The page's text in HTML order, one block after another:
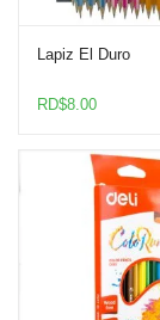
Lapiz El Duro
RD$8.00